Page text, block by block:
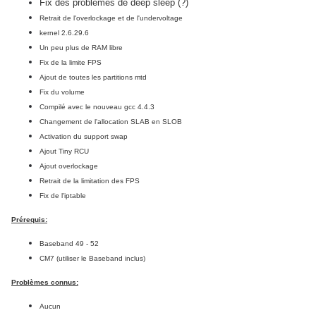
Fix des problèmes de deep sleep (?)
Retrait de l'overlockage et de l'undervoltage
kernel 2.6.29.6
Un peu plus de RAM libre
Fix de la limite FPS
Ajout de toutes les partitions mtd
Fix du volume
Compilé avec le nouveau gcc 4.4.3
Changement de l'allocation SLAB en SLOB
Activation du support swap
Ajout Tiny RCU
Ajout overlockage
Retrait de la limitation des FPS
Fix de l'iptable
Prérequis:
Baseband 49 - 52
CM7 (utiliser le Baseband inclus)
Problèmes connus:
Aucun